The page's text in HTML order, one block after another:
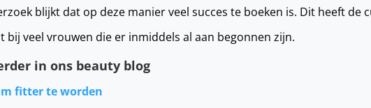
blijkt dat op deze manier veel succes te boeken is. Dit heeft de
bij veel vrouwen die er inmiddels al aan begonnen zijn.
in ons beauty blog
fitter te worden